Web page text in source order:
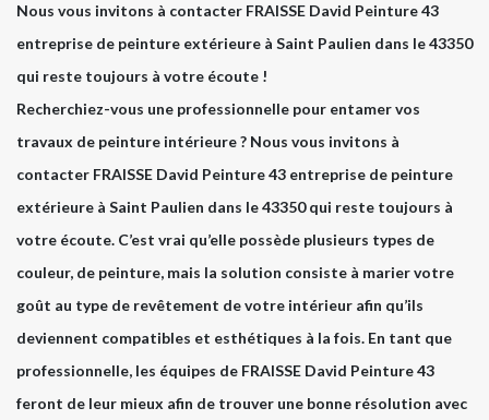
Nous vous invitons à contacter FRAISSE David Peinture 43
entreprise de peinture extérieure à Saint Paulien dans le 43350
qui reste toujours à votre écoute !
Recherchiez-vous une professionnelle pour entamer vos
travaux de peinture intérieure ? Nous vous invitons à
contacter FRAISSE David Peinture 43 entreprise de peinture
extérieure à Saint Paulien dans le 43350 qui reste toujours à
votre écoute. C’est vrai qu’elle possède plusieurs types de
couleur, de peinture, mais la solution consiste à marier votre
goût au type de revêtement de votre intérieur afin qu’ils
deviennent compatibles et esthétiques à la fois. En tant que
professionnelle, les équipes de FRAISSE David Peinture 43
feront de leur mieux afin de trouver une bonne résolution avec